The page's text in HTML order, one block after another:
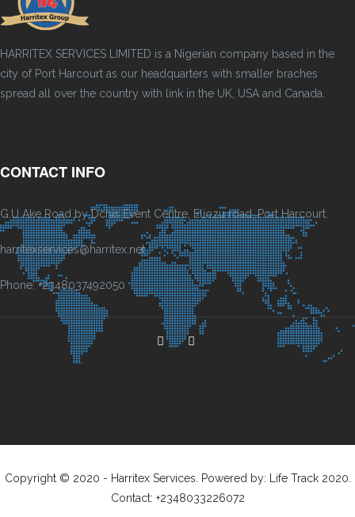
HARRITEX SERVICES LIMITED is a Nigerian company based in the
city of Port Harcourt as our headquarters with smaller braches
spread all over the country with link in the UK, USA and Canada.
CONTACT INFO
G.U Ake Road by Dchis Event Centre, Eliozu road, Port Harcourt.
harritexservices@harritex.net
Phone: +2348037492050
Copyright © 2020 - Harritex Services. Powered by: Life Track 2020.
Contact: +2348033226072